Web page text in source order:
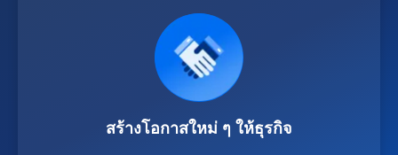
สร้างโอกาสใหม่ ๆ ให้ธุรกิจ